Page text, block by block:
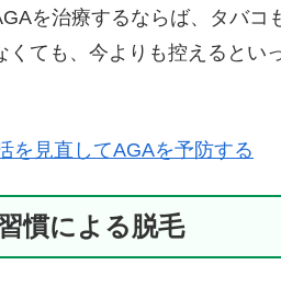
を治療するならば、タバコ
くても、今よりも控えるとい
を見直してAGAを予防する
慣による脱毛